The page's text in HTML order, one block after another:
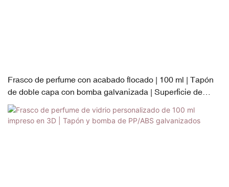
Frasco de perfume con acabado flocado | 100 ml | Tapón
de doble capa con bomba galvanizada | Superficie de
tacto aterciopelado de primera calidad